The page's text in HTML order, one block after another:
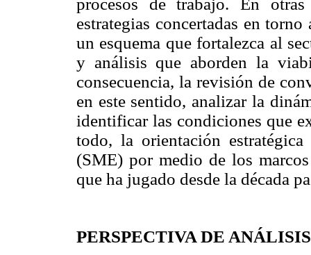
procesos de trabajo. En
estrategias concertadas en
un esquema que fortalezca al
y análisis que aborden la
consecuencia, la revisión de
en este sentido, analizar la
identificar las condiciones que
todo, la orientación
(SME) por medio de los
que ha jugado desde la década
PERSPECTIVA DE ANÁLISIS